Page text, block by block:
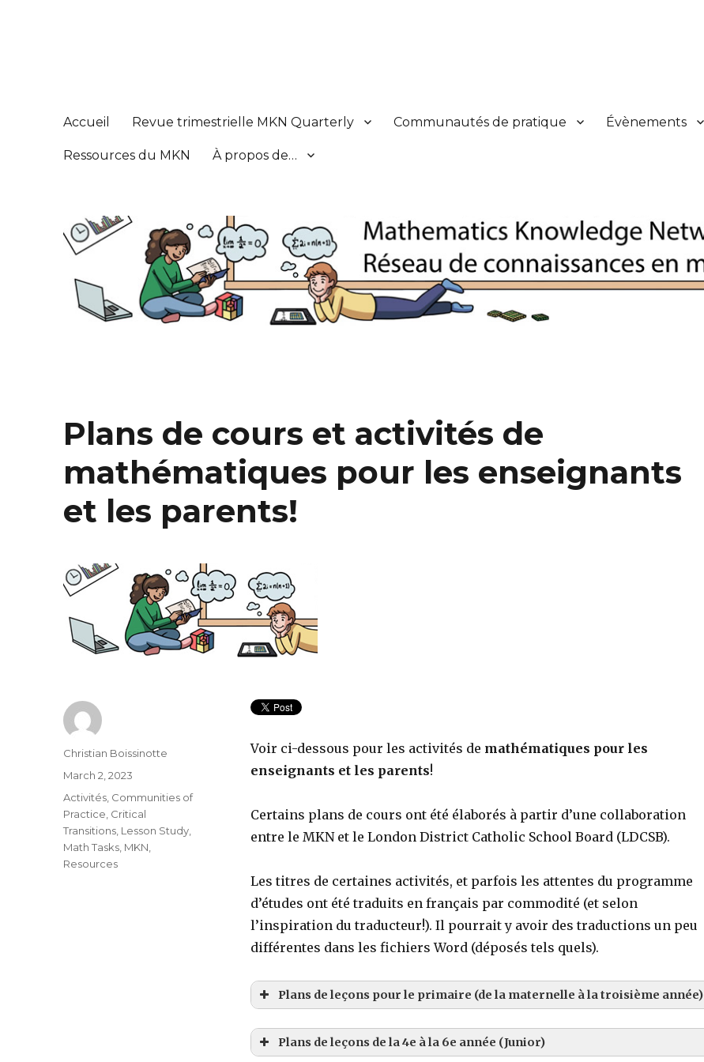
Accueil Revue trimestrielle MKN Quarterly Communautés de pratique Évènements
Ressources du MKN À propos de…
Plans de cours et activités de
mathématiques pour les enseignants
et les parents!
Voir ci-dessous pour les activités de mathématiques pour les
enseignants et les parents!
Certains plans de cours ont été élaborés à partir d’une collaboration
entre le MKN et le London District Catholic School Board (LDCSB).
Les titres de certaines activités, et parfois les attentes du programme
d’études ont été traduits en français par commodité (et selon
l’inspiration du traducteur!). Il pourrait y avoir des traductions un peu
différentes dans les fichiers Word (déposés tels quels).
Plans de leçons pour le primaire (de la maternelle à la troisième année)
Plans de leçons de la 4e à la 6e année (Junior)
Author
Christian Boissinotte
Posted
March 2, 2023
Categories
Activités Communities of
Practice Critical
Transitions Lesson Study
Math Tasks MKN
Resources